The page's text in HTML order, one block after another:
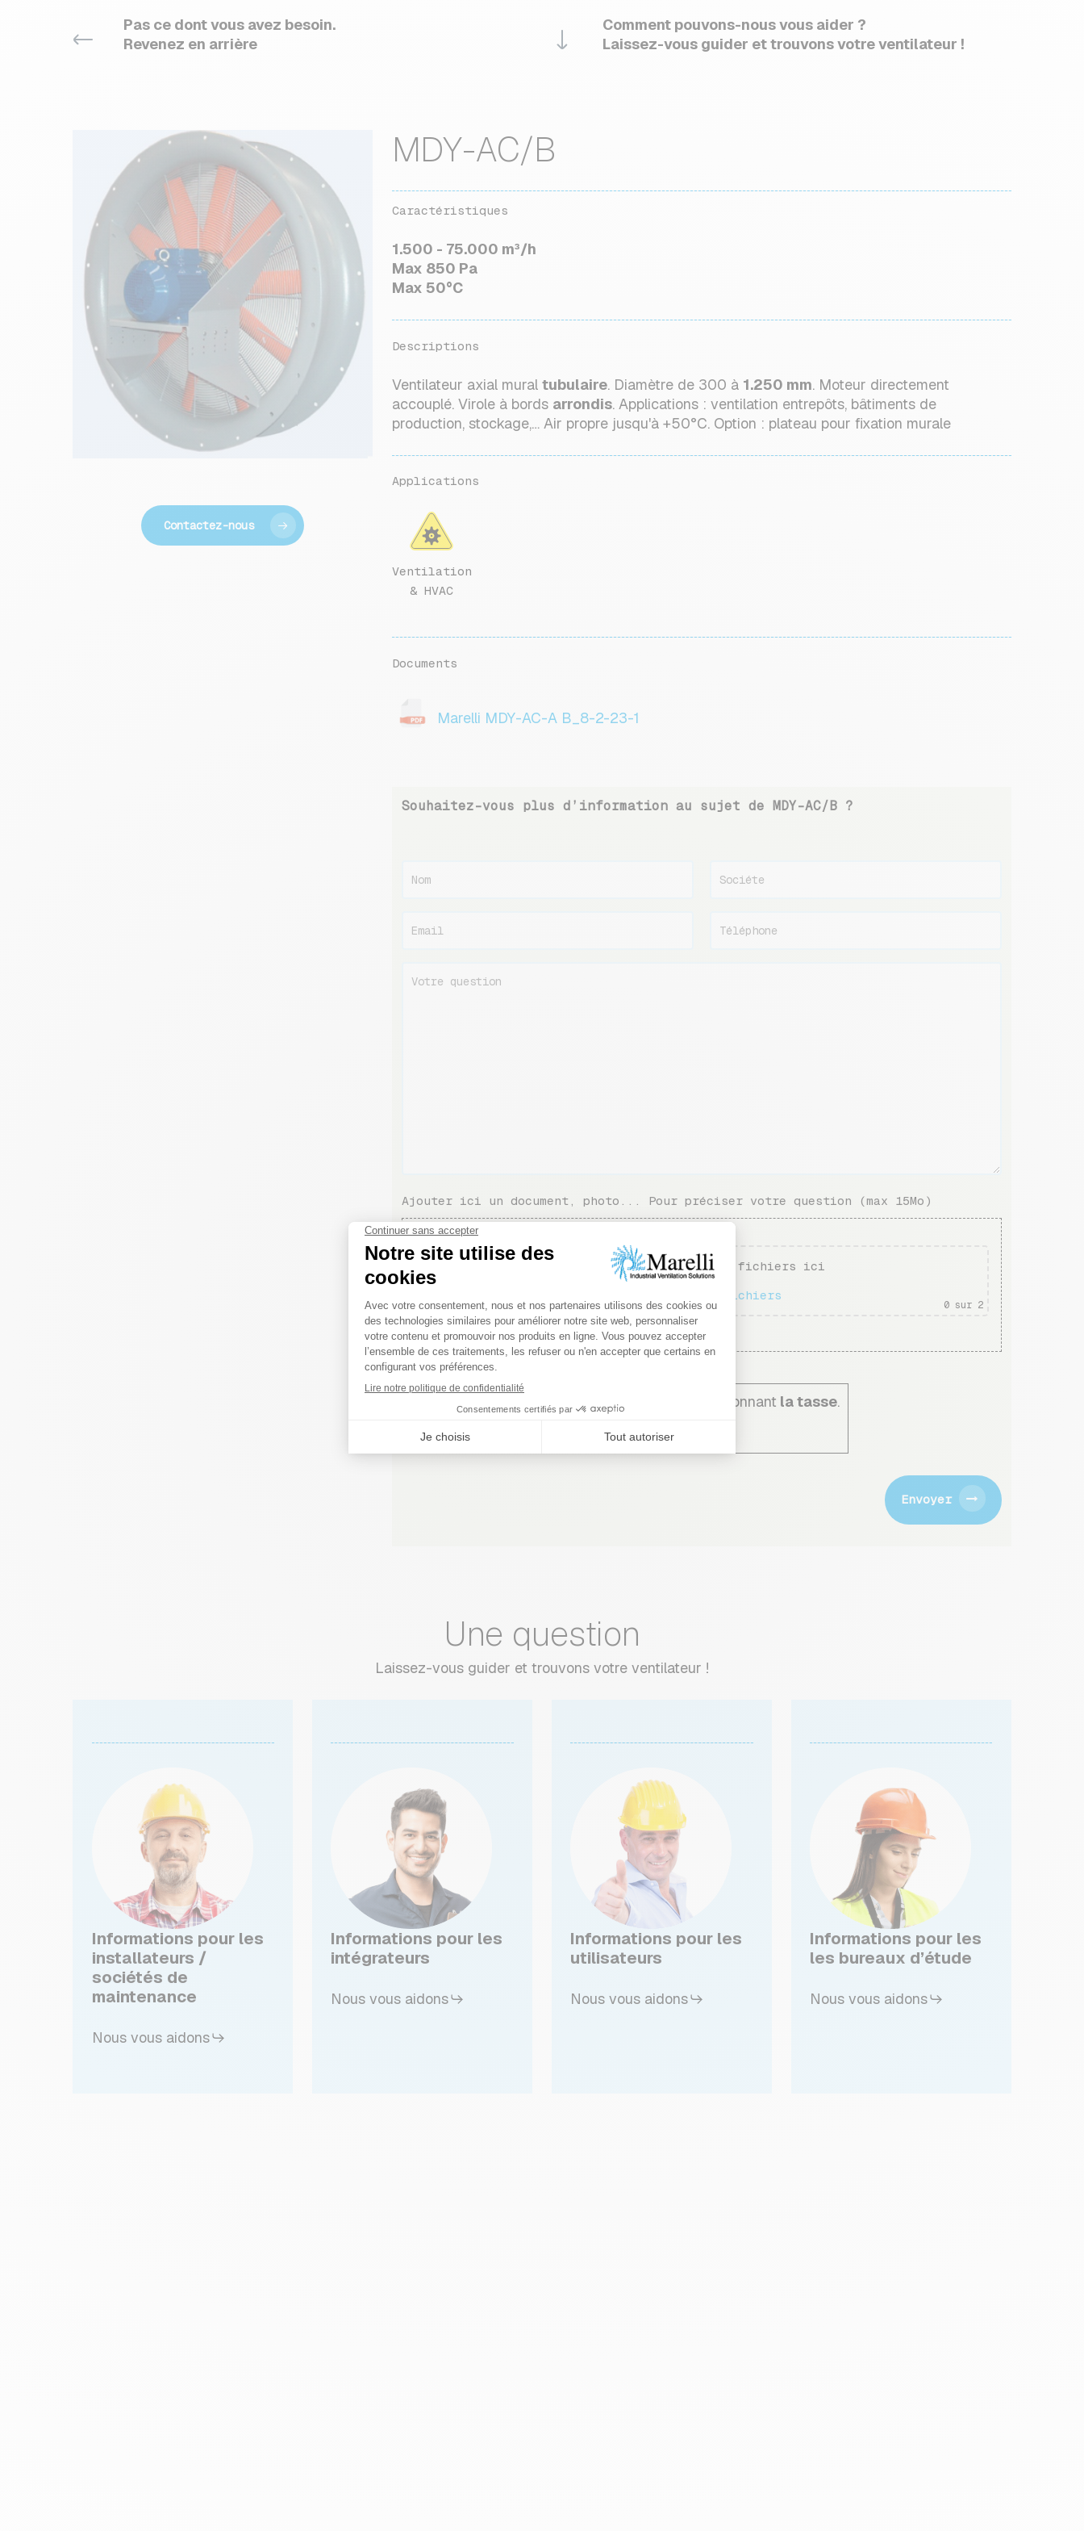
Pas ce dont vous avez besoin.
Revenez en arrière
Comment pouvons-nous vous aider ?
Laissez-vous guider et trouvons votre ventilateur !
Contactez-nous
MDY-AC/B
Caractéristiques
1.500 - 75.000 m³/h
Max 850 Pa
Max 50°C
Descriptions
Ventilateur axial mural tubulaire. Diamètre de 300 à 1.250 mm. Moteur directement
accouplé. Virole à bords arrondis. Applications : ventilation entrepôts, bâtiments de
production, stockage,… Air propre jusqu'à +50°C. Option : plateau pour fixation murale
Applications
Ventilation
& HVAC
Documents
Marelli MDY-AC-A B_8-2-23-1
Souhaitez-vous plus d’information au sujet de MDY-AC/B ?
Ajouter ici un document, photo... Pour préciser votre question (max 15Mo)
Glisser & déposer les fichiers ici
ou
Parcourir les fichiers
0sur 2
Veuillez prouver que vous êtes humain en sélectionnant la tasse.
Envoyer
Une question
Laissez-vous guider et trouvons votre ventilateur !
Informations pour les
installateurs /
sociétés de
maintenance
Nous vous aidons
Informations pour les
intégrateurs
Nous vous aidons
Informations pour les
utilisateurs
Nous vous aidons
Informations pour les
les bureaux d’étude
Nous vous aidons